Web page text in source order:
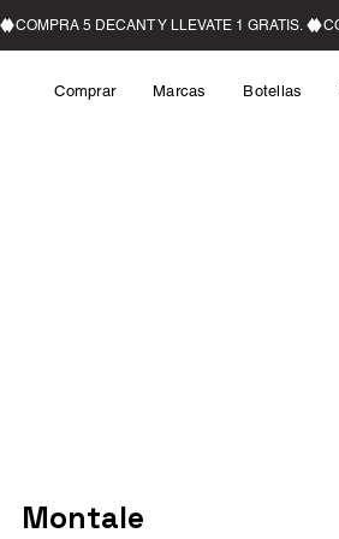
Comprar Marcas Botellas
Montale